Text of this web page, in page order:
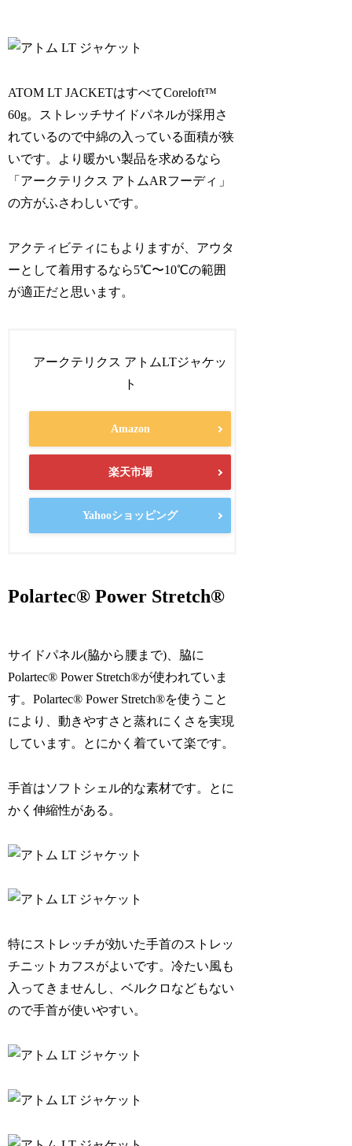
ATOM LT JACKETはすべてCoreloft™
60g。ストレッチサイドパネルが採用さ
れているので中綿の入っている面積が狭
いです。より暖かい製品を求めるなら
「アークテリクス アトムARフーディ 」
の方がふさわしいです。
アクティビティにもよりますが、アウタ
ーとして着用するなら5℃〜10℃の範囲
が適正だと思います。
アークテリクス アトムLTジャケッ
ト
Amazon
楽天市場
Yahooショッピング
Polartec® Power Stretch®
サイドパネル(脇から腰まで)、脇に
Polartec® Power Stretch®が使われていま
す。Polartec® Power Stretch®を使うこと
により、動きやすさと蒸れにくさを実現
しています。とにかく着ていて楽です。
手首はソフトシェル的な素材です。とに
かく伸縮性がある。
特にストレッチが効いた手首のストレッ
チニットカフスがよいです。冷たい風も
入ってきませんし、ベルクロなどもない
ので手首が使いやすい。